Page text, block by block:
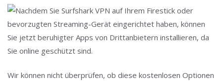
Wir können nicht überprüfen, ob diese kostenlosen Optionen